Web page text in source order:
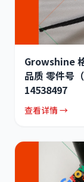
Growshine
品质 零件号
14538497
查看详情 →